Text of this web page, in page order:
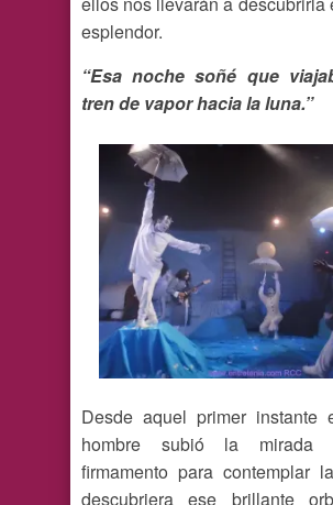
esplendor.
“Esa noche soñé que
tren de vapor hacia la luna.”
Desde aquel primer instante
hombre subió la mirada
firmamento para contemplar
descubriera ese brillante